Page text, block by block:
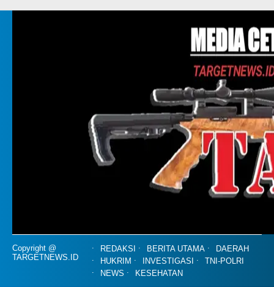
Copyright @
TARGETNEWS.ID
REDAKSI BERITA UTAMA
DAERAH
HUKRIM
INVESTIGASI
TNI-POLRI
NEWS
KESEHATAN